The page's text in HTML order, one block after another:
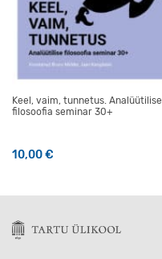
Keel, vaim, tunnetus. Analüütilise
filosoofia seminar 30+
10,00€